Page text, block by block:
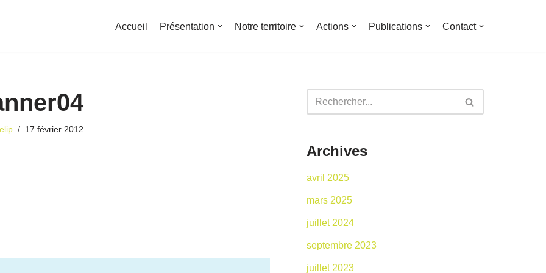
Accueil Présentation Notre territoire Actions Publications Contact
17 février 2012
Archives
avril 2025
mars 2025
juillet 2024
septembre 2023
juillet 2023